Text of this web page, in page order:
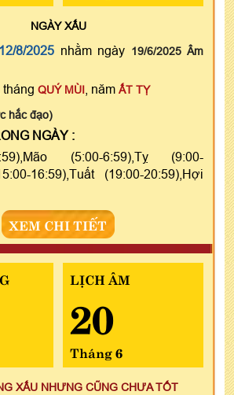
NGÀYXẤU
8/2025 nhằm ngày 19/6/2025 Âm
, tháng QUÝ MÙI , năm ẤT TỴ
hắc đạo)
NGÀY :
(5:00-6:59),Tỵ (9:00-
16:59),Tuất (19:00-20:59),Hợi
XEM CHI TIẾT
LỊCH ÂM
20
Tháng 6
XẤU NHƯNG CŨNG CHƯA TỐT